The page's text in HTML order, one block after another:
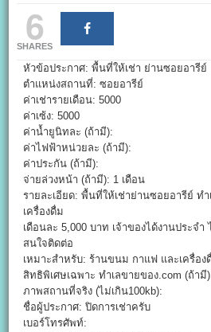
6
SHARES
หัวข้อประกาศ: พื้นที่ให้เช่า ย่านซอยอารีย์
ตำแหน่งสถานที่: ซอยอารีย์
ค่าเช่ารายเดือน: 5000
ค่าเซ้ง: 5000
ค่าน้ำยูนิทละ (ถ้ามี):
ค่าไฟฟ้าหน่วยละ (ถ้ามี):
ค่าประกัน (ถ้ามี):
จ่ายล่วงหน้า (ถ้ามี): 1 เดือน
รายละเอียด: พื้นที่ให้เช่าย่านซอยอารีย์ ท
เครื่องดื่ม
เดือนละ 5,000 บาท เจ้าของได้งานประจำ
สนใจติดต่อ
เหมาะสำหรับ: ร้านขนม กาแฟ และเครื่อง
สิทธิพิเศษเฉพาะ ทำเลขายของ.com (ถ้ามี
ภาพสถานที่จริง (ไม่เกิน100kb):
ชื่อผู้ประกาศ: ปิดการเช่าครับ
เบอร์โทรศัพท์: